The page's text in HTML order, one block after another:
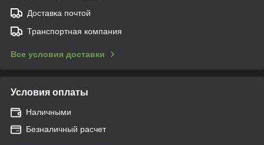
Доставка почтой
Транспортная компания
Все условия доставки
Условия оплаты
Наличными
Безналичный расчет